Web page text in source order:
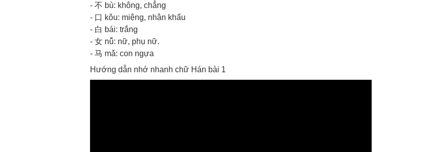
- 不 bù: không, chẳng
- 口 kǒu: miệng, nhân khẩu
- 白 bái: trắng
- 女 nǚ: nữ, phụ nữ.
- 马 mǎ: con ngựa
Hướng dẫn nhớ nhanh chữ Hán bài 1